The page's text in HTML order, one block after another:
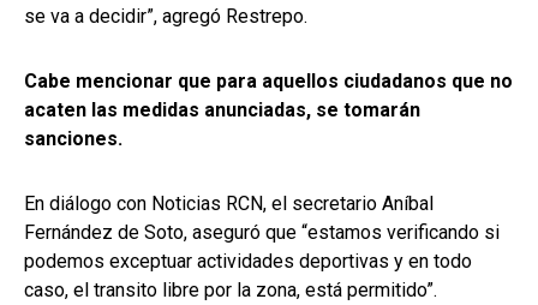
se va a decidir”, agregó Restrepo.
Cabe mencionar que para aquellos ciudadanos que no
acaten las medidas anunciadas, se tomarán
sanciones.
En diálogo con Noticias RCN, el secretario Aníbal
Fernández de Soto, aseguró que “estamos verificando si
podemos exceptuar actividades deportivas y en todo
caso, el transito libre por la zona, está permitido”.